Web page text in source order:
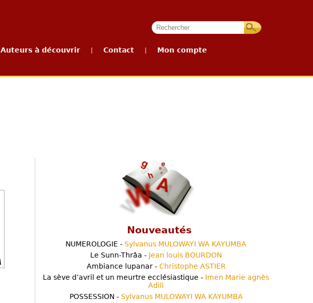
Auteurs à découvrir Contact Mon compte
Nouveautés
NUMEROLOGIE - Sylvanus MULOWAYI WA KAYUMBA
Le Sunn-Thrâa - Jean louis BOURDON
Ambiance lupanar - Christophe ASTIER
La sève d’avril et un meurtre ecclésiastique - Imen Marie agnès
Adili
POSSESSION - Sylvanus MULOWAYI WA KAYUMBA